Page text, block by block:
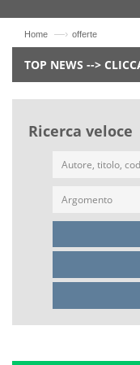
Home —› offerte
TOP NEWS -->
Ricerca veloce